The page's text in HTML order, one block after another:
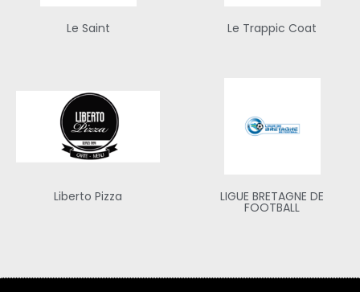
Le Saint Le Trappic Coat
Liberto Pizza LIGUE BRETAGNE DE
FOOTBALL